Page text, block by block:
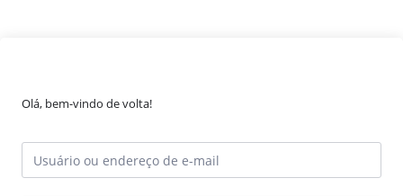
Olá, bem-vindo de volta!